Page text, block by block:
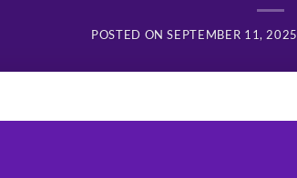
POSTED ONSEPTEMBER 11, 2025